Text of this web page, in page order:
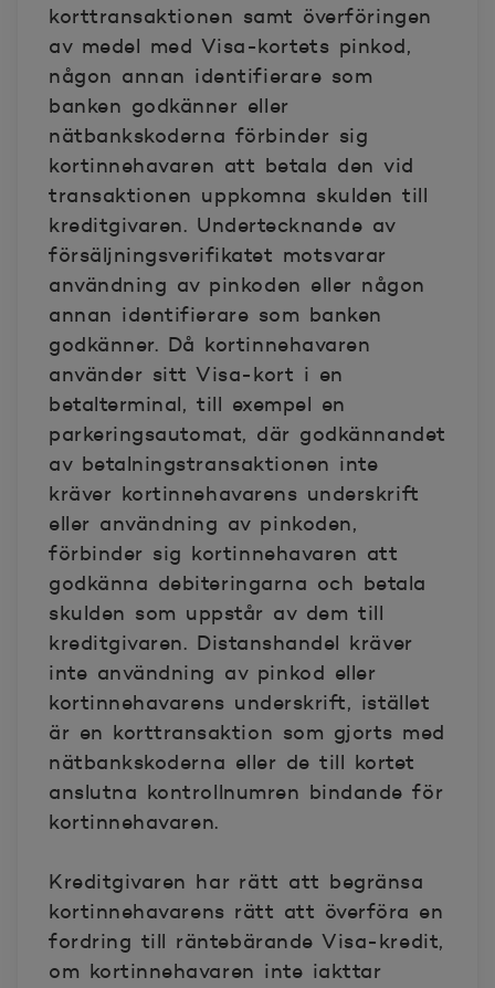
korttransaktionen samt överföringen
av medel med Visa-kortets pinkod,
någon annan identifierare som
banken godkänner eller
nätbankskoderna förbinder sig
kortinnehavaren att betala den vid
transaktionen uppkomna skulden till
kreditgivaren. Undertecknande av
försäljningsverifikatet motsvarar
användning av pinkoden eller någon
annan identifierare som banken
godkänner. Då kortinnehavaren
använder sitt Visa-kort i en
betalterminal, till exempel en
parkeringsautomat, där godkännandet
av betalningstransaktionen inte
kräver kortinnehavarens underskrift
eller användning av pinkoden,
förbinder sig kortinnehavaren att
godkänna debiteringarna och betala
skulden som uppstår av dem till
kreditgivaren. Distanshandel kräver
inte användning av pinkod eller
kortinnehavarens underskrift, istället
är en korttransaktion som gjorts med
nätbankskoderna eller de till kortet
anslutna kontrollnumren bindande för
kortinnehavaren.
Kreditgivaren har rätt att begränsa
kortinnehavarens rätt att överföra en
fordring till räntebärande Visa-kredit,
om kortinnehavaren inte iakttar